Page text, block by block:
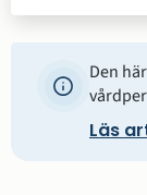
Den
Läs